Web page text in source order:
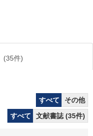
(35件)
すべて
その他
すべて
文献書誌 (35件)